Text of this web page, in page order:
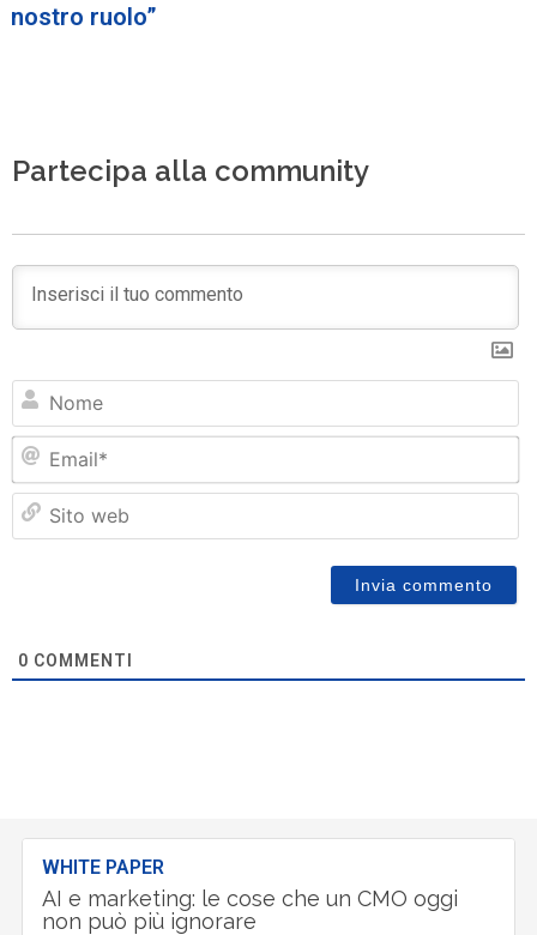
nostro ruolo”
Partecipa alla community
0 COMMENTI
WHITE PAPER
AI e marketing: le cose che un CMO oggi
non può più ignorare